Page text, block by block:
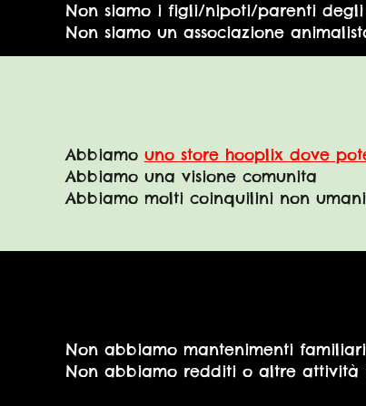
Non siamo i figli/nipoti/parenti
Non siamo un associazione
Abbiamo uno store hooplix dove
Abbiamo una visione comunita
Abbiamo molti coinquilini non
Non abbiamo mantenimenti
Non abbiamo redditi o altre attività